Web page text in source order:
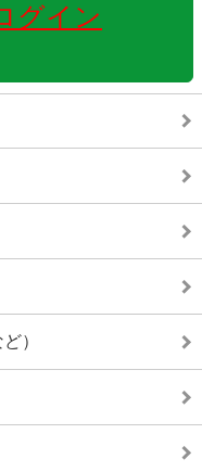
グイン
）